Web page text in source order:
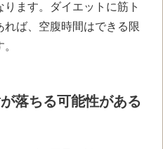
ます。ダイエットに筋ト
れば、空腹時間はできる限
落ちる可能性がある